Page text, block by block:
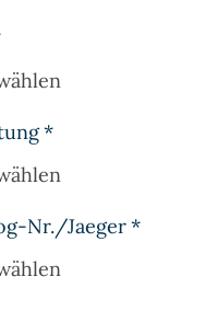
*
Nr./Jaeger*